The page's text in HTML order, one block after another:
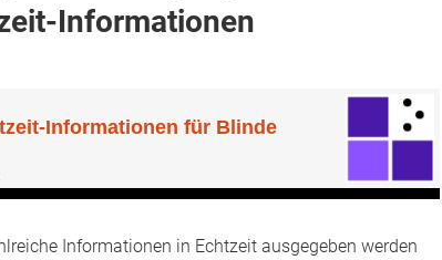
Informationen
Informationen in Echtzeit ausgegeben werden